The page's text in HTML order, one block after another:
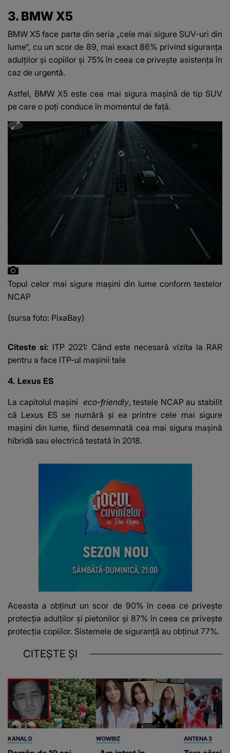
3. BMW X5
BMW X5 face parte din seria „cele mai sigure SUV-uri din
lume“, cu un scor de 89, mai exact 86% privind siguranța
adulților și copiilor și 75% în ceea ce privește asistența în
caz de urgentă.
Astfel, BMW X5 este cea mai sigura mașină de tip SUV
pe care o poți conduce în momentul de față.
Topul celor mai sigure mașini din lume conform testelor
NCAP
(sursa foto: PixaBay)
Citeste si: ITP 2021: Când este necesară vizita la RAR
pentru a face ITP-ul mașinii tale
4. Lexus ES
La capitolul mașini eco-friendly, testele NCAP au stabilit
că Lexus ES se numără și ea printre cele mai sigure
mașini din lume, fiind desemnată cea mai sigura mașină
hibridă sau electrică testată în 2018.
Aceasta a obținut un scor de 90% în ceea ce privește
protecția adulților și pietonilor și 87% în ceea ce privește
protecția copiilor. Sistemele de siguranță au obținut 77%.
CITEȘTE ȘI
KANAL D WOWBIZ ANTENA 3